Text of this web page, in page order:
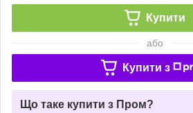
Купити
або
Купити з
Що таке купити з Пром?